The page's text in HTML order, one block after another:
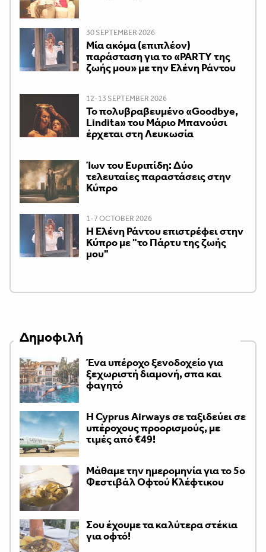
30 SEPTEMBER 2026
Μία ακόμα (επιπλέον)
παράσταση για το «PARTY της
ζωής μου» με την Ελένη Ράντου
12-13 SEPTEMBER 2026
Το πολυβραβευμένο «Goodbye,
Lindita» του Μάριο Μπανούσι
έρχεται στη Λευκωσία
Ίων του Ευριπίδη: Δύο
τελευταίες παραστάσεις στην
Κύπρο
1-7 OCTOBER 2026
H Ελένη Ράντου επιστρέφει στην
Κύπρο με "το Πάρτυ της ζωής
μου"
Δημοφιλή
Ένα υπέροχο ξενοδοχείο για
ξεχωριστή διαμονή, σπα και
φαγητό
H Cyprus Airways σε ταξιδεύει σε
υπέροχους προορισμούς, με
τιμές από €49!
Μάθαμε την ημερομηνία για το 5ο
Φεστιβάλ Οφτού Κλέφτικου
Σου έχουμε τα καλύτερα στέκια
για οφτό!